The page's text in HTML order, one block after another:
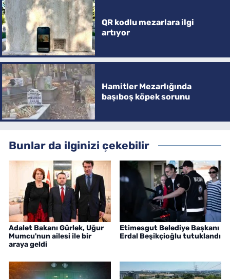
QR kodlu mezarlara ilgi
artıyor
Hamitler Mezarlığında
başıboş köpek sorunu
Bunlar da ilginizi çekebilir
Adalet Bakanı Gürlek, Uğur
Mumcu'nun ailesi ile bir
araya geldi
Etimesgut Belediye Başkanı
Erdal Beşikçioğlu tutuklandı